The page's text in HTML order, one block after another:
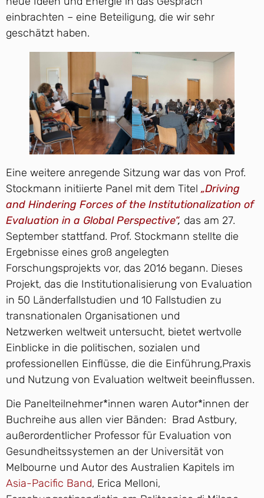
einbrachten – eine Beteiligung, die wir sehr
geschätzt haben.
Eine weitere anregende Sitzung war das von Prof.
Stockmann initiierte Panel mit dem Titel „Driving
and Hindering Forces of the Institutionalization of
Evaluation in a Global Perspective“, das am 27.
September stattfand. Prof. Stockmann stellte die
Ergebnisse eines groß angelegten
Forschungsprojekts vor, das 2016 begann. Dieses
Projekt, das die Institutionalisierung von Evaluation
in 50 Länderfallstudien und 10 Fallstudien zu
transnationalen Organisationen und
Netzwerken weltweit untersucht, bietet wertvolle
Einblicke in die politischen, sozialen und
professionellen Einflüsse, die die Einführung,Praxis
und Nutzung von Evaluation weltweit beeinflussen.
Die Panelteilnehmer*innen waren Autor*innen der
Buchreihe aus allen vier Bänden: Brad Astbury,
außerordentlicher Professor für Evaluation von
Gesundheitssystemen an der Universität von
Melbourne und Autor des Australien Kapitels im
Asia-Pacific Band, Erica Melloni,